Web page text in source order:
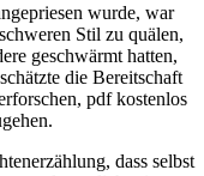
wurde, war
Stil zu quälen,
geschwärmt hatten,
die Bereitschaft
pdf kostenlos
dass selbst